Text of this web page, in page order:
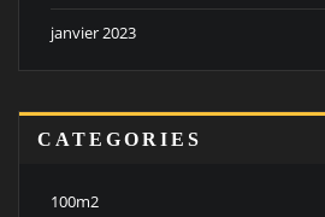
janvier 2023
CATEGORIES
100m2